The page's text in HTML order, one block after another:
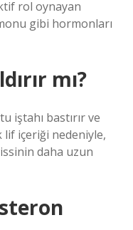
rol oynayan
gibi hormonları
mı?
iştahı bastırır ve
içeriği nedeniyle,
daha uzun